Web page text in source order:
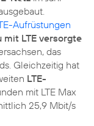
Aufrüstungen
LTE versorgte
das
Gleichzeitig hat
LTE-
mit LTE Max
25,9 Mbit/s